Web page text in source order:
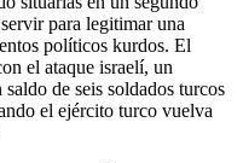
para legitimar una
políticos kurdos. El
el ataque israelí, un
de seis soldados turcos
el ejército turco vuelva